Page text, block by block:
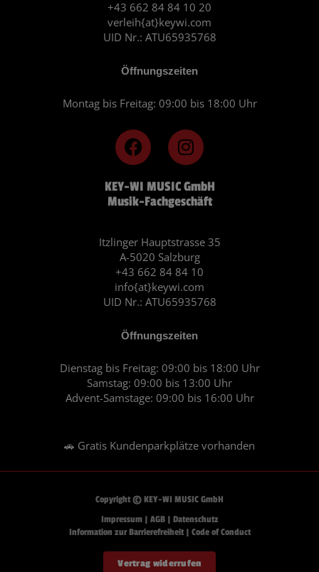
KEY-WI MUSIC GmbH
Musik-Fachgeschäft
Itzlinger Hauptstrasse 35
A-5020 Salzburg
+43 662 84 84 10
info{at}keywi.com
UID Nr.: ATU65935768
Öffnungszeiten
Dienstag bis Freitag: 09:00 bis 18:00 Uhr
Samstag: 09:00 bis 13:00 Uhr
Advent-Samstage: 09:00 bis 16:00 Uhr
🚗 Gratis Kundenparkplätze vorhanden
F
a
c
e
b
o
k
I
n
s
t
a
r
a
m
+43 662 84 84 10 20
verleih{at}keywi.com
UID Nr.: ATU65935768
Öffnungszeiten
Montag bis Freitag: 09:00 bis 18:00 Uhr
Copyright © KEY-WI MUSIC GmbH
Impressum| AGB| Datenschutz
Information zur Barrierefreiheit| Code of Conduct
Vertrag widerrufen